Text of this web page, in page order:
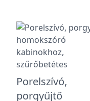
Porelszívó,
porgyűjtő